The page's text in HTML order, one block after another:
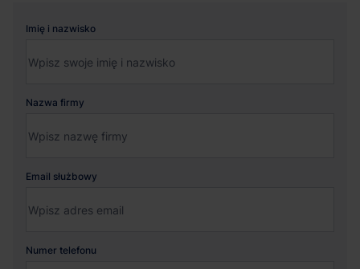
Imię i nazwisko
Nazwa firmy
Email służbowy
Numer telefonu